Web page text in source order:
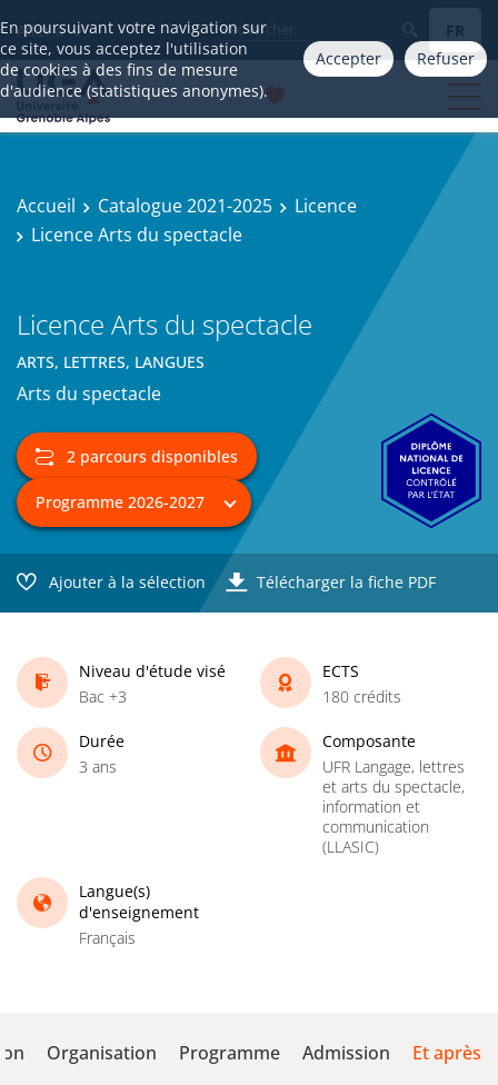
En poursuivant votre navigation sur
ce site, vous acceptez l'utilisation
de cookies à des fins de mesure
d'audience (statistiques anonymes).
Accepter Refuser
Aller à FR
Accueil Catalogue 2021-2025
Licence
Licence Arts du spectacle
Licence Arts du spectacle
ARTS, LETTRES, LANGUES
Arts du spectacle
2 parcours disponibles
Ajouter à la sélection Télécharger la fiche PDF
Niveau d'étude visé
Bac +3
ECTS
180 crédits
Durée
3 ans
Composante
UFR Langage, lettres
et arts du spectacle,
information et
communication
(LLASIC)
Langue(s)
d'enseignement
Français
Organisation Programme Admission Et après